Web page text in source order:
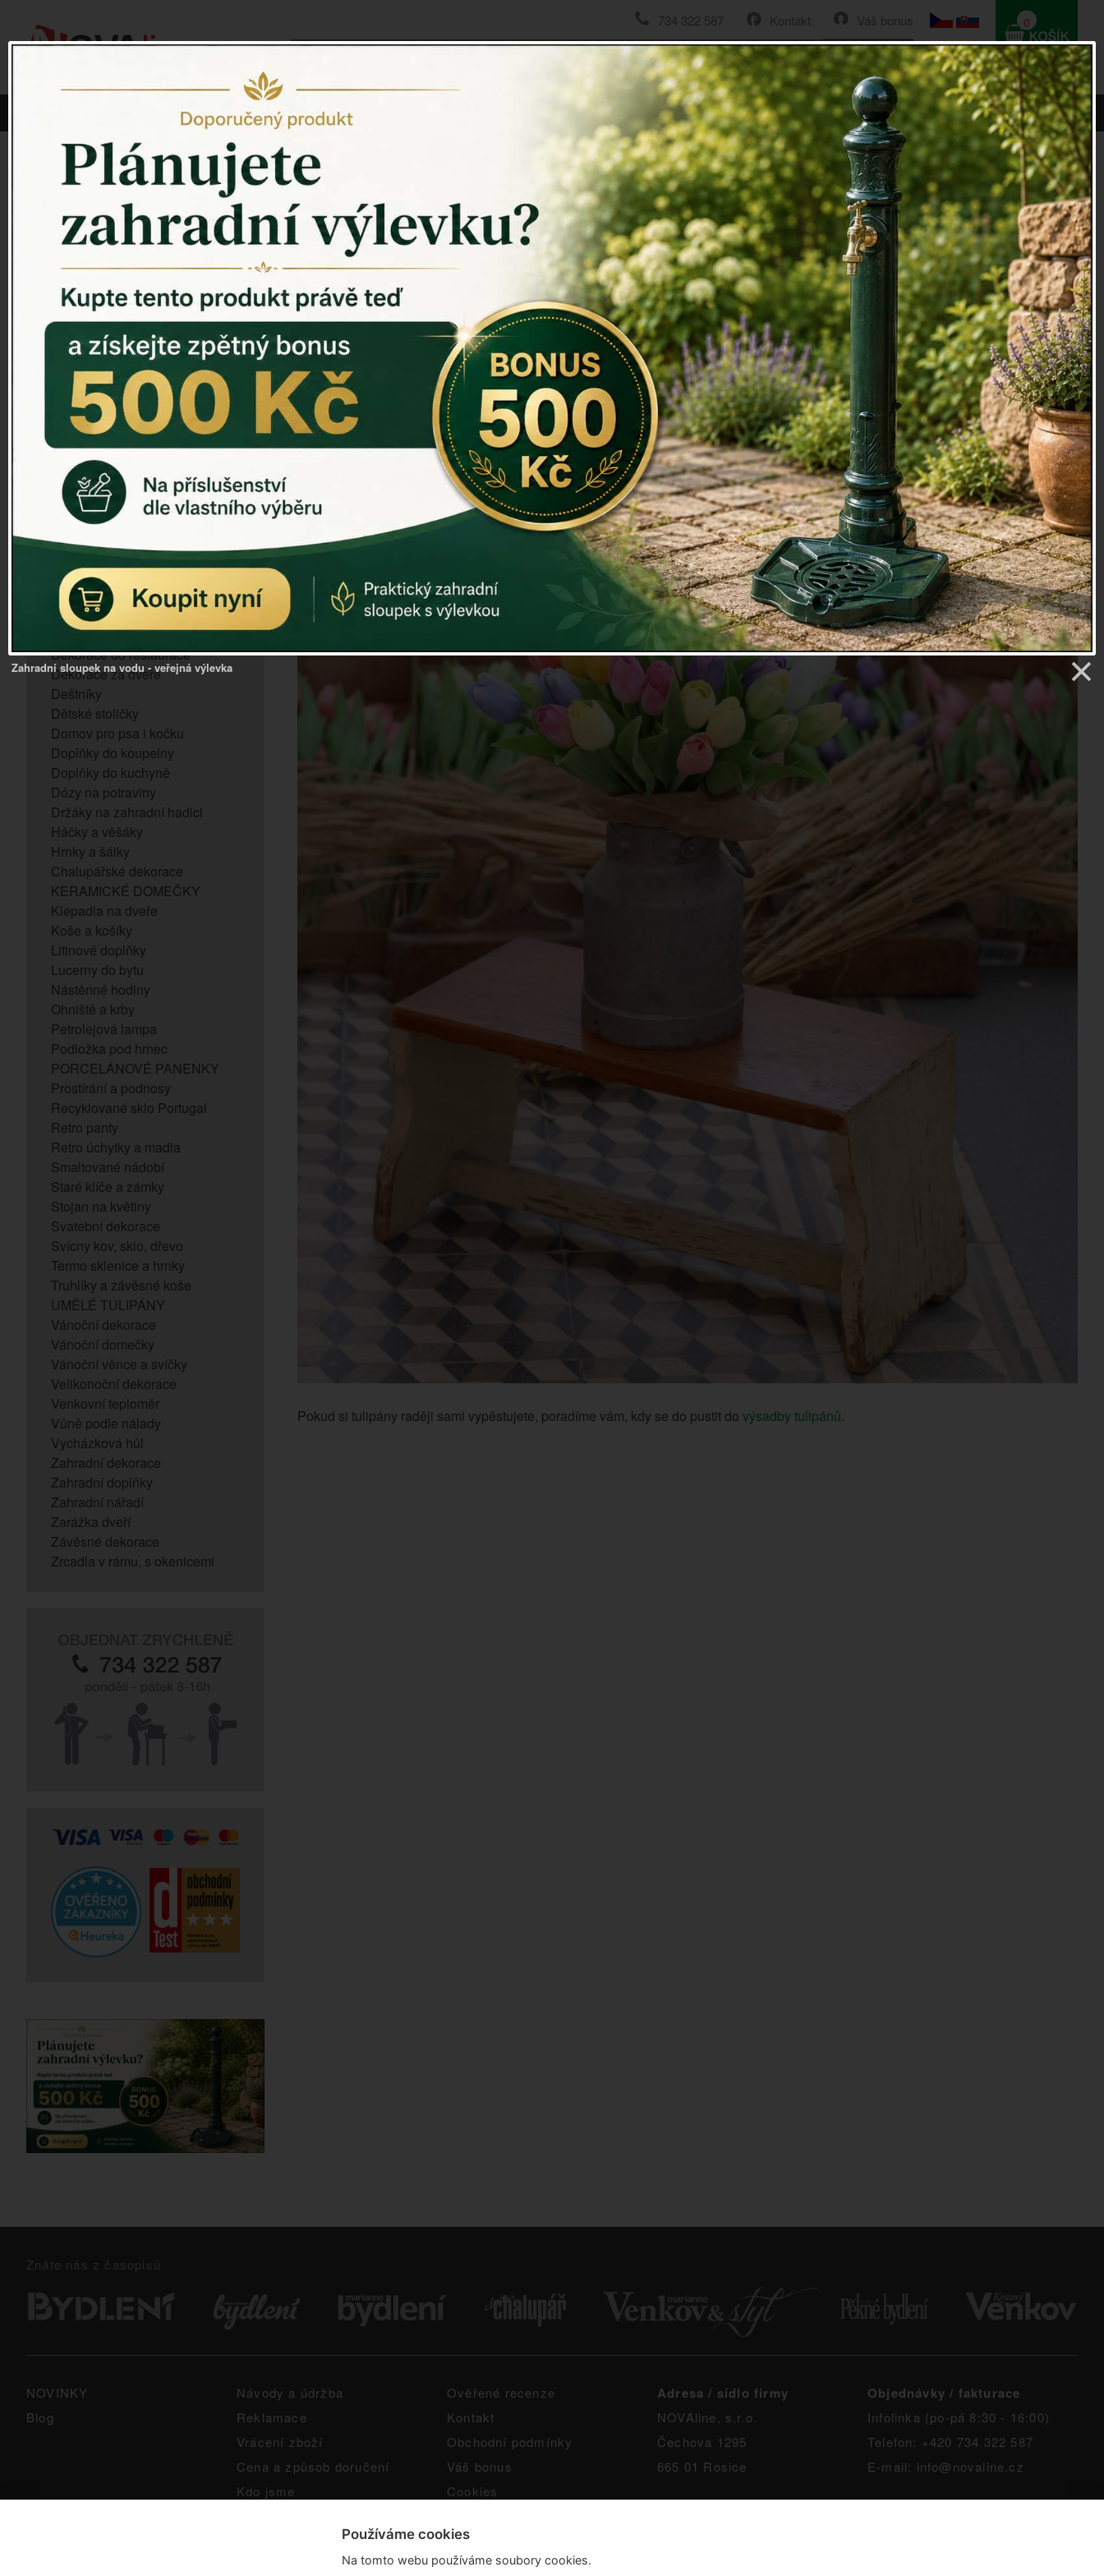
Váš bonus
Kontakt
734 322 587
HLEDAT
0
0 Kč
Vyberte si kategorii: NOVINKY
PÍTKO PRO PTÁKY
ZAHRADNÍ SOCHY
ZAHRADNÍ UMYVADLA
PTAČÍ BUDKY
Litinové škrabáky na boty
DEKORACE NA HROB
RETRO KONZOLE
Domovní čísla - litina
DEKORACE NA ZEĎ
ZVONKOHRA
ZVONY A ZVONKY
PTAČÍ KRMÍTKA
SLUNEČNÍ HODINY
Dózy na brambory a zeleninu
VÝPRODEJ - poslední kusy
Andělé, něžné sošky
Aroma lampy
Buddha soška
BUDKY PRO SÝKORKY
Budky pro vrabce
Bytový textil
Dárky pro muže
Dekorace do bytu
Dekorace do restaurace
Dekorace za dveře
Deštníky
Dětské stoličky
Domov pro psa i kočku
Doplňky do koupelny
Doplňky do kuchyně
Dózy na potraviny
Držáky na zahradní hadici
Háčky a věšáky
Hrnky a šálky
Chalupářské dekorace
KERAMICKÉ DOMEČKY
Klepadla na dveře
Koše a košíky
Litinové doplňky
Lucerny do bytu
Nástěnné hodiny
Ohniště a krby
Petrolejová lampa
Podložka pod hrnec
PORCELÁNOVÉ PANENKY
Prostírání a podnosy
Recyklované sklo Portugal
Retro panty
Retro úchytky a madla
Smaltované nádobí
Staré klíče a zámky
Stojan na květiny
Svatební dekorace
Svícny kov, sklo, dřevo
Termo sklenice a hrnky
Truhlíky a závěsné koše
UMĚLÉ TULIPÁNY
Vánoční dekorace
Vánoční domečky
Vánoční věnce a svíčky
Velikonoční dekorace
Venkovní teploměr
Vůně podle nálady
Vycházková hůl
Zahradní dekorace
Zahradní doplňky
Zahradní nářadí
Zarážka dveří
Závěsné dekorace
Zrcadla v rámu, s okenicemi
Tulipán
Tulipán
Brno,Praha Bratislava , nebo obec Vysoká Lhota
Naše tulipány doručímě po celé České republice již druhý pracovní den. Kdekoliv na úzení Slovenska do třech pracovních dnů.
Umělé tulipány působí naprosto přirozeně a budou ozdobou vašeho interiéru po celý rok. Již 20 kusů vytvoří bohatou kytici tulipánů.
Pokud si tulipány raději sami vypěstujete, poradíme vám, kdy se do pustit do výsadby tulipánů.
Znáte nás z časopisů
NOVINKY
Blog
Návody a údržba
Reklamace
Vrácení zboží
Cena a způsob doručení
Kdo jsme
Ověřené recenze
Kontakt
Obchodní podmínky
Váš bonus
Cookies
Adresa / sídlo firmy
NOVAline, s.r.o.
Čechova 1295
665 01 Rosice
Objednávky / fakturace
Infolinka (po-pá 8:30 - 16:00)
Telefon: +420 734 322 587
E-mail: info@novaline.cz
Používáme cookies
Na tomto webu používáme soubory cookies.
Zahradní sloupek na vodu - veřejná výlevka